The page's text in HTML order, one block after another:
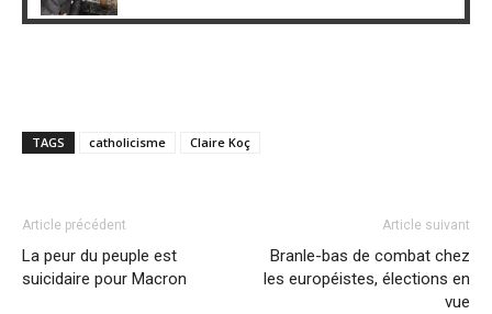
TAGS catholicisme Claire Koç
Article précédent
La peur du peuple est
suicidaire pour Macron
Article suivant
Branle-bas de combat chez
les européistes, élections en
vue